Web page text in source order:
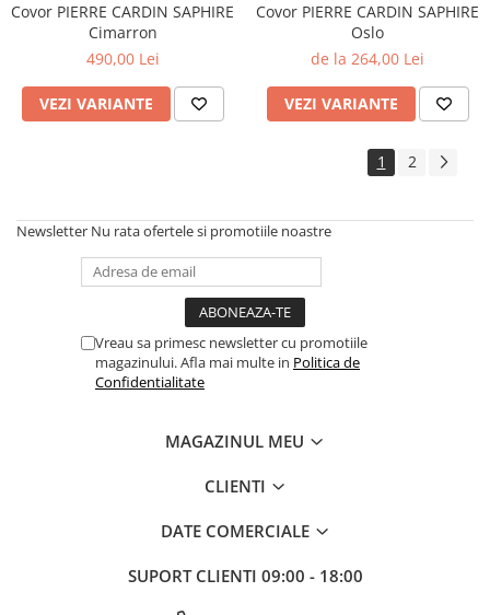
Covor PIERRE CARDIN SAPHIRE
Cimarron
490,00 Lei
VEZI VARIANTE
Covor PIERRE CARDIN SAPHIRE
Oslo
de la 264,00 Lei
VEZI VARIANTE
1 2
Newsletter Nu rata ofertele si promotiile noastre
Vreau sa primesc newsletter cu promotiile
magazinului. Afla mai multe in Politica de
Confidentialitate
MAGAZINUL MEU
CLIENTI
DATE COMERCIALE
SUPORT CLIENTI 09:00 - 18:00